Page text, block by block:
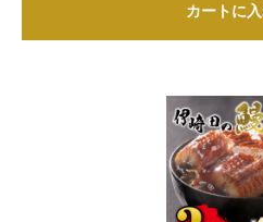
カートに